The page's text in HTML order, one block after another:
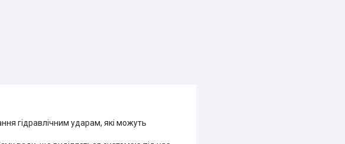
гідравлічним ударам, які можуть